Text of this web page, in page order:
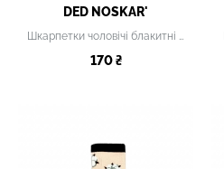
DED NOSKAR'
Шкарпетки чоловічі блакитні з принтом
170 ₴